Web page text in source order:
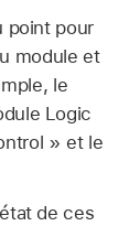
point pour
module et
le
Logic
» et le
de ces